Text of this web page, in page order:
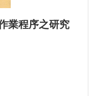
業程序之研究